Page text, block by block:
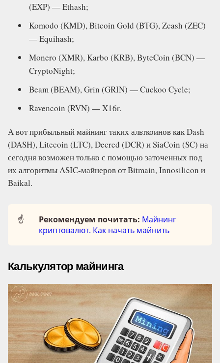
(EXP) — Ethash;
Komodo (KMD), Bitcoin Gold (BTG), Zcash (ZEC)
— Equihash;
Monero (XMR), Karbo (KRB), ByteCoin (BCN) —
CryptoNight;
Beam (BEAM), Grin (GRIN) — Cuckoo Cycle;
Ravencoin (RVN) — X16r.
А вот прибыльный майнинг таких альткоинов как Dash
(DASH), Litecoin (LTC), Decred (DCR) и SiaCoin (SC) на
сегодня возможен только с помощью заточенных под
их алгоритмы ASIC-майнеров от Bitmain, Innosilicon и
Baikal.
☝️ Рекомендуем почитать: Майнинг
криптовалют. Как начать майнить
Калькулятор майнинга